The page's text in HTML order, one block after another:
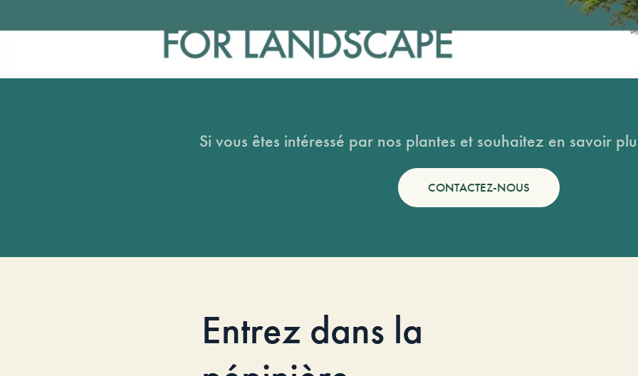
Si vous êtes intéressé par nos plantes et souhaitez en savoir
CONTACTEZ-NOUS
Entrez dans la